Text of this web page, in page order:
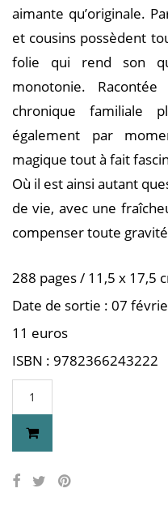
aimante qu’originale.
et cousins possèdent
folie qui rend son
monotonie.
chronique familiale
également par
magique tout à fait
Où il est ainsi autant
de vie, avec une
compenser toute
288 pages / 11,5 x 17,5
Date de sortie : 07
11 euros
ISBN : 9782366243222